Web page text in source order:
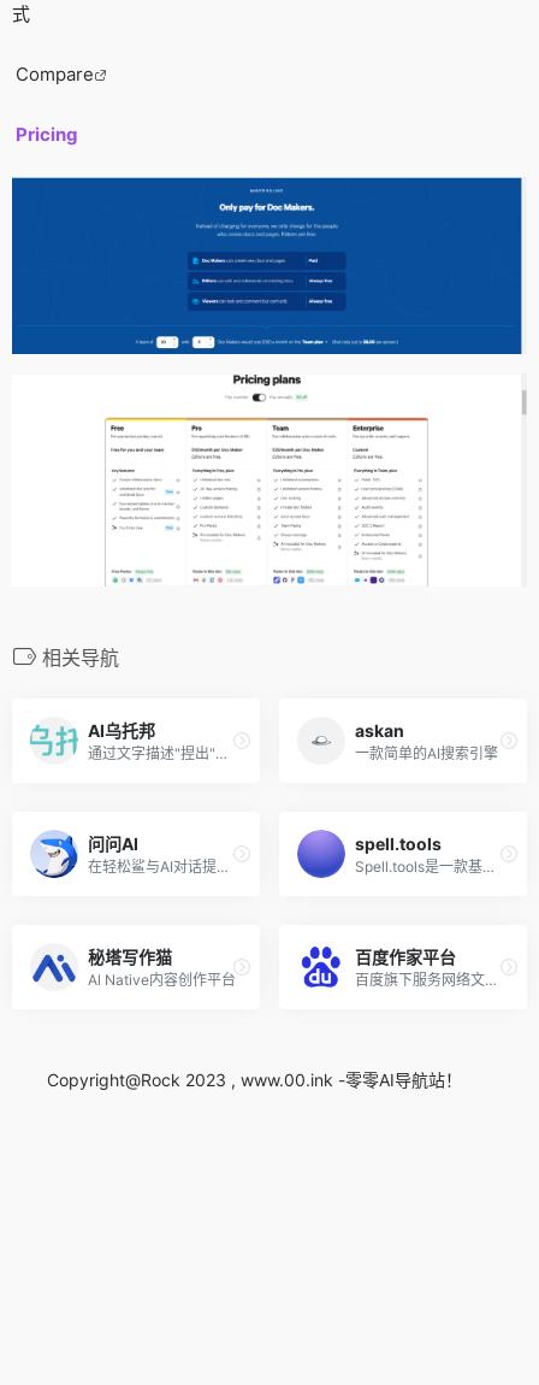
式
Compare
Pricing
相关导航
AI乌托邦
通过文字描述"捏出"想要的AI'朋友'
askan
一款简单的AI搜索引擎
问问AI
在轻松鲨与AI对话提问，就像聊天一样简单
spell.tools
Spell.tools是一款基于人工智...
秘塔写作猫
Al Native内容创作平台
百度作家平台
百度旗下服务网络文学作家的一站式创作与投稿平台
Copyright@Rock 2023 , www.00.ink -零零AI导航站！